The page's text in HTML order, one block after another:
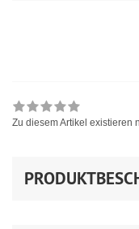
Zu diesem Artikel existieren